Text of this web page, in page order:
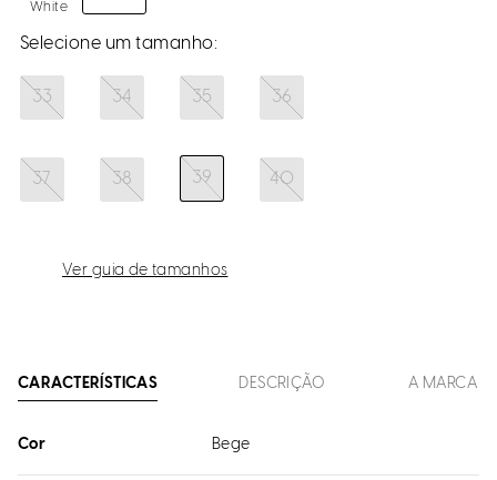
White
33 34 35 36
37 38 39 40
Ver guia de tamanhos
CARACTERÍSTICAS DESCRIÇÃO A MARCA
Cor Bege